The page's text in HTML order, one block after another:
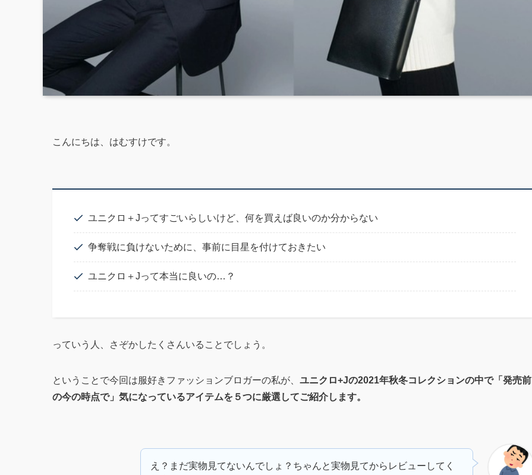
こんにちは、はむすけです。
ユニクロ＋Jってすごいらしいけど、何を買えば良いのか分からない
争奪戦に負けないために、事前に目星を付けておきたい
ユニクロ＋Jって本当に良いの…？
っていう人、さぞかしたくさんいることでしょう。
ということで今回は服好きファッションブロガーの私が、 ユニクロ+Jの2021年秋冬コレクションの中で「発売前
の今の時点で」気になっているアイテムを５つに厳選してご紹介します。
え？まだ実物見てないんでしょ？ちゃんと実物見てからレビューしてく